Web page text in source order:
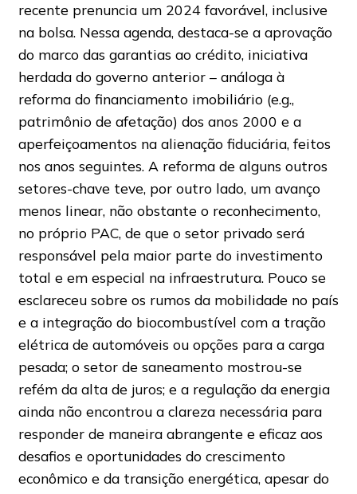
recente prenuncia um 2024 favorável, inclusive
na bolsa. Nessa agenda, destaca-se a aprovação
do marco das garantias ao crédito, iniciativa
herdada do governo anterior – análoga à
reforma do financiamento imobiliário (e.g.,
patrimônio de afetação) dos anos 2000 e a
aperfeiçoamentos na alienação fiduciária, feitos
nos anos seguintes. A reforma de alguns outros
setores-chave teve, por outro lado, um avanço
menos linear, não obstante o reconhecimento,
no próprio PAC, de que o setor privado será
responsável pela maior parte do investimento
total e em especial na infraestrutura. Pouco se
esclareceu sobre os rumos da mobilidade no país
e a integração do biocombustível com a tração
elétrica de automóveis ou opções para a carga
pesada; o setor de saneamento mostrou-se
refém da alta de juros; e a regulação da energia
ainda não encontrou a clareza necessária para
responder de maneira abrangente e eficaz aos
desafios e oportunidades do crescimento
econômico e da transição energética, apesar do